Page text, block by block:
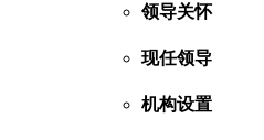
领导关怀
现任领导
机构设置